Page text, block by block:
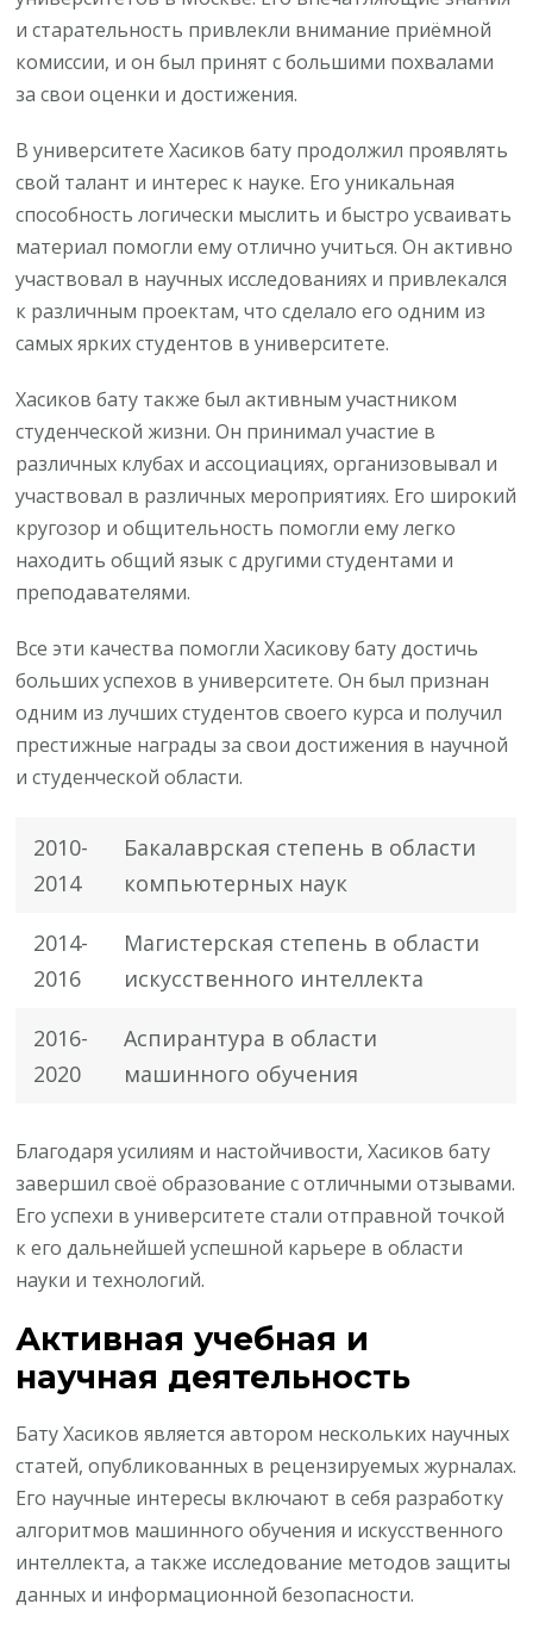
и старательность привлекли внимание приёмной
комиссии, и он был принят с большими похвалами
за свои оценки и достижения.
В университете Хасиков бату продолжил проявлять
свой талант и интерес к науке. Его уникальная
способность логически мыслить и быстро усваивать
материал помогли ему отлично учиться. Он активно
участвовал в научных исследованиях и привлекался
к различным проектам, что сделало его одним из
самых ярких студентов в университете.
Хасиков бату также был активным участником
студенческой жизни. Он принимал участие в
различных клубах и ассоциациях, организовывал и
участвовал в различных мероприятиях. Его широкий
кругозор и общительность помогли ему легко
находить общий язык с другими студентами и
преподавателями.
Все эти качества помогли Хасикову бату достичь
больших успехов в университете. Он был признан
одним из лучших студентов своего курса и получил
престижные награды за свои достижения в научной
и студенческой области.
2010-
2014
Бакалаврская степень в области
компьютерных наук
2014-
2016
Магистерская степень в области
искусственного интеллекта
2016-
2020
Аспирантура в области
машинного обучения
Благодаря усилиям и настойчивости, Хасиков бату
завершил своё образование с отличными отзывами.
Его успехи в университете стали отправной точкой
к его дальнейшей успешной карьере в области
науки и технологий.
Активная учебная и
научная деятельность
Бату Хасиков является автором нескольких научных
статей, опубликованных в рецензируемых журналах.
Его научные интересы включают в себя разработку
алгоритмов машинного обучения и искусственного
интеллекта, а также исследование методов защиты
данных и информационной безопасности.